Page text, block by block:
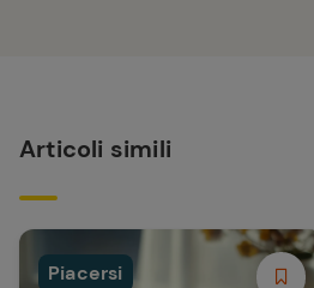
Articoli simili
Piacersi